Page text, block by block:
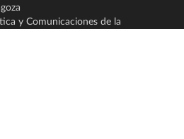
y Comunicaciones de la